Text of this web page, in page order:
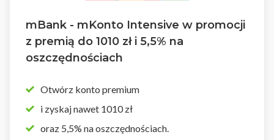
mBank - mKonto Intensive w promocji
z premią do 1010 zł i 5,5% na
oszczędnościach
Otwórz konto premium
i zyskaj nawet 1010 zł
oraz 5,5% na oszczędnościach.